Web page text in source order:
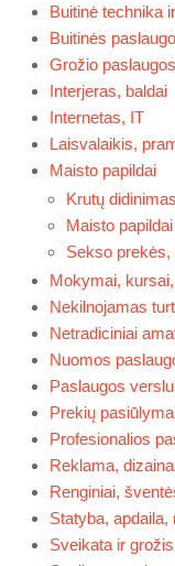
Buitinė technika
Buitinės
Grožio paslaugos
Interjeras, baldai
Internetas, IT
Laisvalaikis,
Maisto papildai
Krutų didinimas
Maisto
Sekso prekės,
Mokymai,
Nekilnojamas
Netradiciniai
Nuomos
Paslaugos
Prekių
Profesionalios
Reklama,
Renginiai,
Statyba, apdaila,
Sveikata ir grožis